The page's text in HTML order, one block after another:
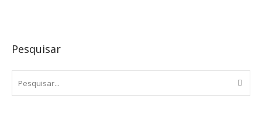
Pesquisar